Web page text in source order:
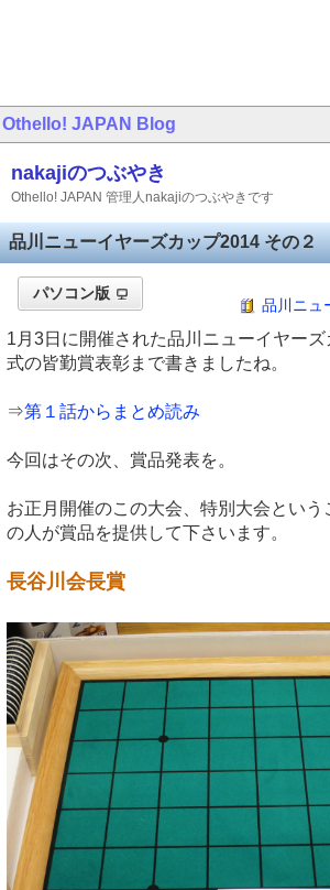
Othello! JAPAN Blog
nakajiのつぶやき
Othello! JAPAN 管理人nakajiのつぶやきです
品川ニューイヤーズカップ2014 その２
パソコン版
品川ニュ
1月3日に開催された品川ニューイヤー
式の皆勤賞表彰まで書きましたね。
⇒第１話からまとめ読み
今回はその次、賞品発表を。
お正月開催のこの大会、特別大会という
の人が賞品を提供して下さいます。
長谷川会長賞